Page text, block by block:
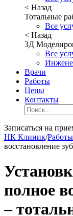
< Назад
Тотальные
Все
< Назад
3Д
Все
Врачи
Работы
Цены
Контакты
Записаться на
НК Клиник/Работы
восстановление
полное
–